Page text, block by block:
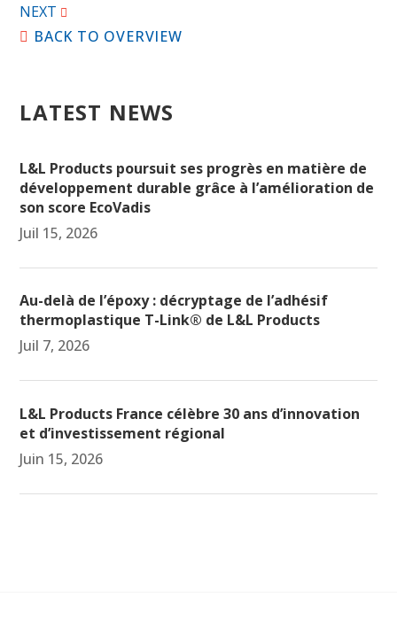
BACK TO OVERVIEW
NEXT
LATEST NEWS
L&L Products poursuit ses progrès en matière de
développement durable grâce à l’amélioration de
son score EcoVadis
Juil 15, 2026
Au-delà de l’époxy : décryptage de l’adhésif
thermoplastique T-Link® de L&L Products
Juil 7, 2026
L&L Products France célèbre 30 ans d’innovation
et d’investissement régional
Juin 15, 2026